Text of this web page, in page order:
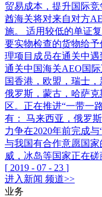
贸易成本，提升国际
酋海关将对来自对方
施。 适用较低的单证
要实物检查的货物给
理项目成员在通关中
通关中国海关AEO国
国香港，欧盟，瑞士
俄罗斯，蒙古，哈萨
区。正在推进“一带一
有： 马来西亚，俄罗
力争在2020年前完成
与我国有合作意愿国
威，冰岛等国家正在磋
[ 2019 - 07 - 23 ]
进入 新闻 频道>>
业务